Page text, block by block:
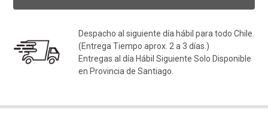
Despacho al siguiente día hábil para todo Chile.
(Entrega Tiempo aprox. 2 a 3 días.)
Entregas al día Hábil Siguiente Solo Disponible
en Provincia de Santiago.